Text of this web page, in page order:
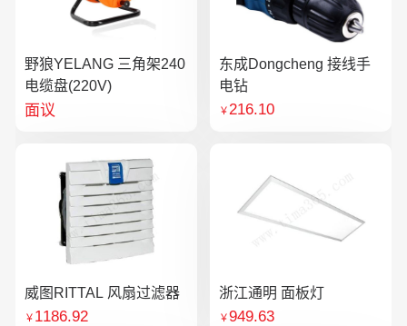
野狼YELANG 三角架240
电缆盘(220V)
面议
东成Dongcheng 接线手
电钻
￥216.10
威图RITTAL 风扇过滤器
￥ 1186.92
浙江通明 面板灯
￥949.63